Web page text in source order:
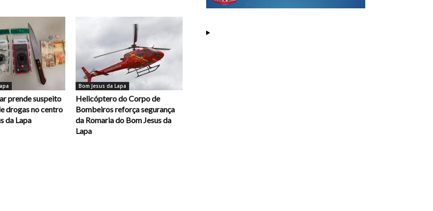
prende suspeito
drogas no centro
da Lapa
Bom Jesus da Lapa
Helicóptero do Corpo de
Bombeiros reforça segurança
da Romaria do Bom Jesus da
Lapa